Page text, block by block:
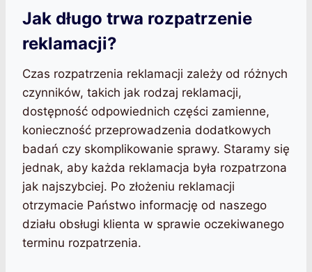
Jak długo trwa rozpatrzenie
reklamacji?
Czas rozpatrzenia reklamacji zależy od różnych
czynników, takich jak rodzaj reklamacji,
dostępność odpowiednich części zamienne,
konieczność przeprowadzenia dodatkowych
badań czy skomplikowanie sprawy. Staramy się
jednak, aby każda reklamacja była rozpatrzona
jak najszybciej. Po złożeniu reklamacji
otrzymacie Państwo informację od naszego
działu obsługi klienta w sprawie oczekiwanego
terminu rozpatrzenia.